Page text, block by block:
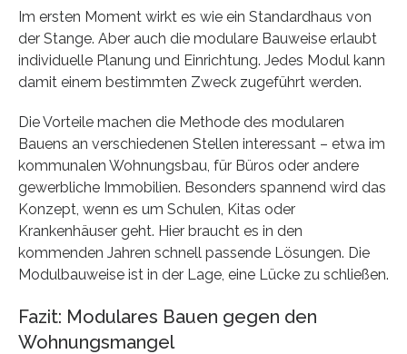
Im ersten Moment wirkt es wie ein Standardhaus von
der Stange. Aber auch die modulare Bauweise erlaubt
individuelle Planung und Einrichtung. Jedes Modul kann
damit einem bestimmten Zweck zugeführt werden.
Die Vorteile machen die Methode des modularen
Bauens an verschiedenen Stellen interessant – etwa im
kommunalen Wohnungsbau, für Büros oder andere
gewerbliche Immobilien. Besonders spannend wird das
Konzept, wenn es um Schulen, Kitas oder
Krankenhäuser geht. Hier braucht es in den
kommenden Jahren schnell passende Lösungen. Die
Modulbauweise ist in der Lage, eine Lücke zu schließen.
Fazit: Modulares Bauen gegen den
Wohnungsmangel